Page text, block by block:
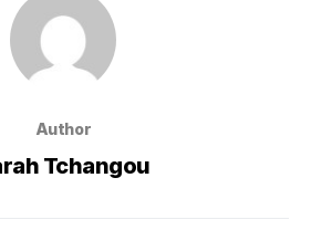
Author
Tchangou